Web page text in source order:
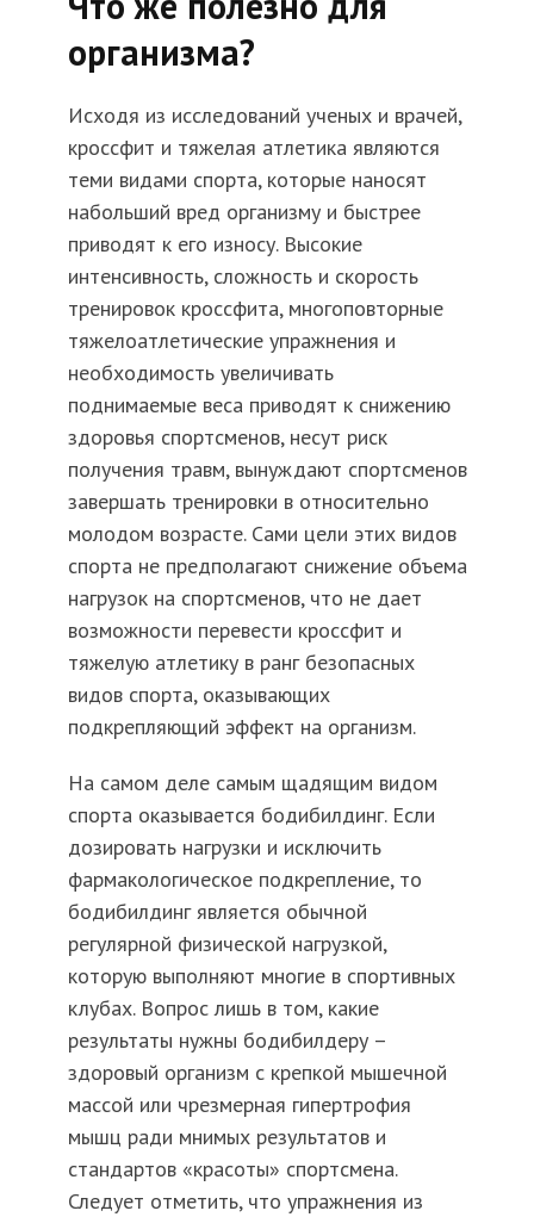
организма?
Исходя из исследований ученых и врачей,
кроссфит и тяжелая атлетика являются
теми видами спорта, которые наносят
набольший вред организму и быстрее
приводят к его износу. Высокие
интенсивность, сложность и скорость
тренировок кроссфита, многоповторные
тяжелоатлетические упражнения и
необходимость увеличивать
поднимаемые веса приводят к снижению
здоровья спортсменов, несут риск
получения травм, вынуждают спортсменов
завершать тренировки в относительно
молодом возрасте. Сами цели этих видов
спорта не предполагают снижение объема
нагрузок на спортсменов, что не дает
возможности перевести кроссфит и
тяжелую атлетику в ранг безопасных
видов спорта, оказывающих
подкрепляющий эффект на организм.
На самом деле самым щадящим видом
спорта оказывается бодибилдинг. Если
дозировать нагрузки и исключить
фармакологическое подкрепление, то
бодибилдинг является обычной
регулярной физической нагрузкой,
которую выполняют многие в спортивных
клубах. Вопрос лишь в том, какие
результаты нужны бодибилдеру –
здоровый организм с крепкой мышечной
массой или чрезмерная гипертрофия
мышц ради мнимых результатов и
стандартов «красоты» спортсмена.
Следует отметить, что упражнения из